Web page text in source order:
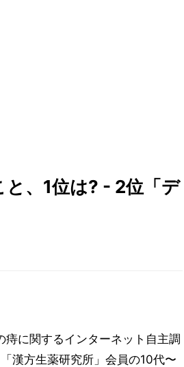
と、1位は? - 2位「デ
に関するインターネット自主調
漢方生薬研究所」会員の10代〜